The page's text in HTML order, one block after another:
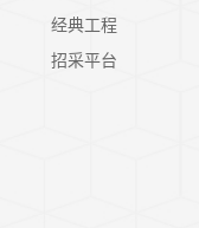
经典工程
招采平台